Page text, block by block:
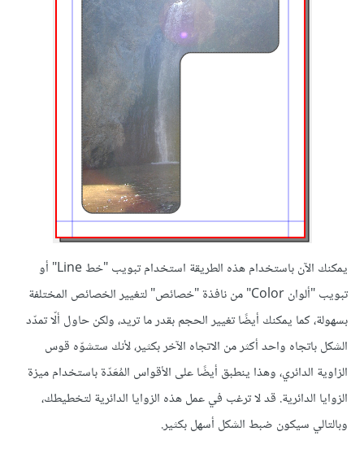
يمكنك الآن باستخدام هذه الطريقة استخدام تبويب "خط Line" أو
تبويب "ألوان Color" من نافذة "خصائص" لتغيير الخصائص المختلفة
بسهولة، كما يمكنك أيضًا تغيير الحجم بقدر ما تريد، ولكن حاول ألّا تمدّد
الشكل باتجاه واحد أكثر من الاتجاه الآخر بكثير، لأنك ستشوّه قوس
الزاوية الدائري، وهذا ينطبق أيضًا على الأقواس المُعَدّة باستخدام ميزة
الزوايا الدائرية. قد لا ترغب في عمل هذه الزوايا الدائرية لتخطيطك،
وبالتالي سيكون ضبط الشكل أسهل بكثير.